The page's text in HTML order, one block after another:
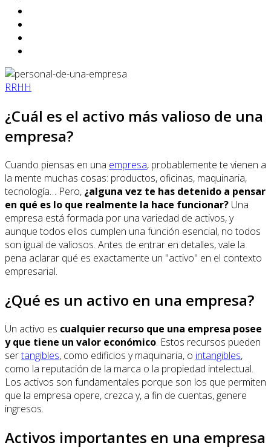
RRHH
¿Cuál es el activo más valioso de una
empresa?
Cuando piensas en una empresa, probablemente te vienen a
la mente muchas cosas: productos, oficinas, maquinaria,
tecnología… Pero, ¿alguna vez te has detenido a pensar
en qué es lo que realmente la hace funcionar? Una
empresa está formada por una variedad de activos, y
aunque todos ellos cumplen una función esencial, no todos
son igual de valiosos. Antes de entrar en detalles, vale la
pena aclarar qué es exactamente un "activo" en el contexto
empresarial.
¿Qué es un activo en una empresa?
Un activo es cualquier recurso que una empresa posee
y que tiene un valor económico. Estos recursos pueden
sertangibles, como edificios y maquinaria, o intangibles,
como la reputación de la marca o la propiedad intelectual.
Los activos son fundamentales porque son los que permiten
que la empresa opere, crezca y, a fin de cuentas, genere
ingresos.
Activos importantes en una empresa